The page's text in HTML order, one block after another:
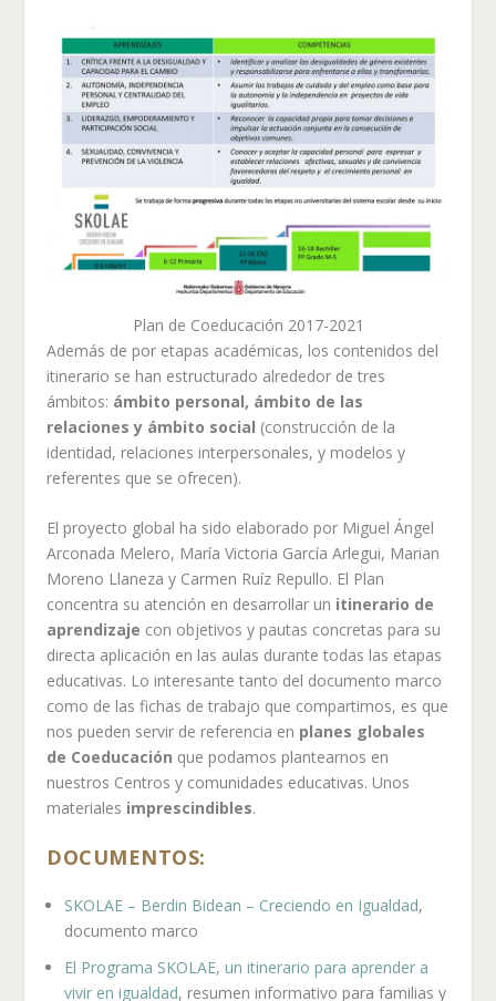
Plan de Coeducación 2017-2021
Además de por etapas académicas, los contenidos del
itinerario se han estructurado alrededor de tres
ámbitos: ámbito personal, ámbito de las
relaciones y ámbito social (construcción de la
identidad, relaciones interpersonales, y modelos y
referentes que se ofrecen).
El proyecto global ha sido elaborado por Miguel Ángel
Arconada Melero, María Victoria García Arlegui, Marian
Moreno Llaneza y Carmen Ruíz Repullo. El Plan
concentra su atención en desarrollar un itinerario de
aprendizaje con objetivos y pautas concretas para su
directa aplicación en las aulas durante todas las etapas
educativas. Lo interesante tanto del documento marco
como de las fichas de trabajo que compartimos, es que
nos pueden servir de referencia en planes globales
de Coeducación que podamos plantearnos en
nuestros Centros y comunidades educativas. Unos
materiales imprescindibles.
DOCUMENTOS:
SKOLAE – Berdin Bidean – Creciendo en Igualdad,
documento marco
El Programa SKOLAE, un itinerario para aprender a
vivir en igualdad, resumen informativo para familias y